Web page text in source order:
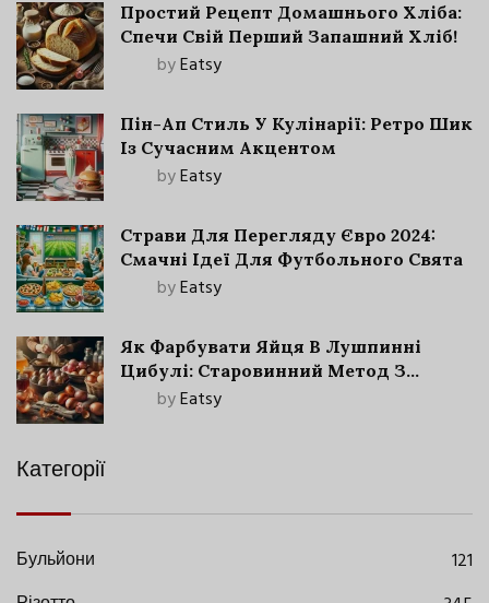
Простий Рецепт Домашнього Хліба:
Спечи Свій Перший Запашний Хліб!
byEatsy
Пін-Ап Стиль У Кулінарії: Ретро Шик
Із Сучасним Акцентом
byEatsy
Страви Для Перегляду Євро 2024:
Смачні Ідеї Для Футбольного Свята
byEatsy
Як Фарбувати Яйця В Лушпинні
Цибулі: Старовинний Метод З
Сучасними Нюансами
byEatsy
Категорії
Бульйони
121